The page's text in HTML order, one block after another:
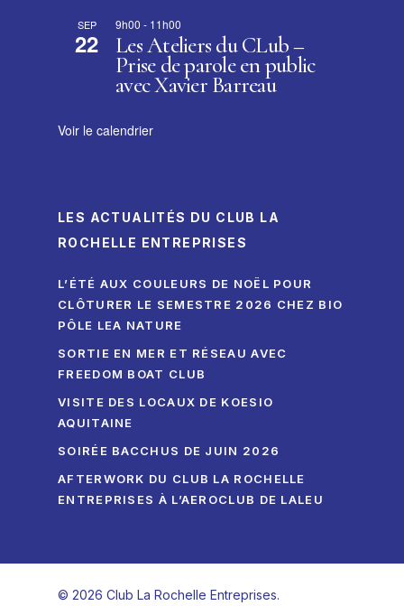
SEP
22
9h00 - 11h00
Les Ateliers du CLub –
Prise de parole en public
avec Xavier Barreau
Voir le calendrier
LES ACTUALITÉS DU CLUB LA
ROCHELLE ENTREPRISES
L’ÉTÉ AUX COULEURS DE NOËL POUR
CLÔTURER LE SEMESTRE 2026 CHEZ BIO
PÔLE LEA NATURE
SORTIE EN MER ET RÉSEAU AVEC
FREEDOM BOAT CLUB
VISITE DES LOCAUX DE KOESIO
AQUITAINE
SOIRÉE BACCHUS DE JUIN 2026
AFTERWORK DU CLUB LA ROCHELLE
ENTREPRISES À L’AEROCLUB DE LALEU
© 2026 Club La Rochelle Entreprises.